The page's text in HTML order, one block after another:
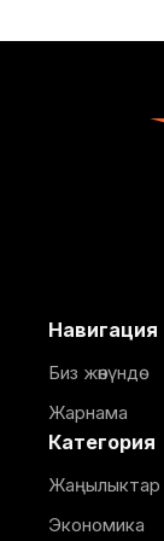
Навигация
Биз жөнүндө
Жарнама
Категория
Жаңылыктар
Экономика